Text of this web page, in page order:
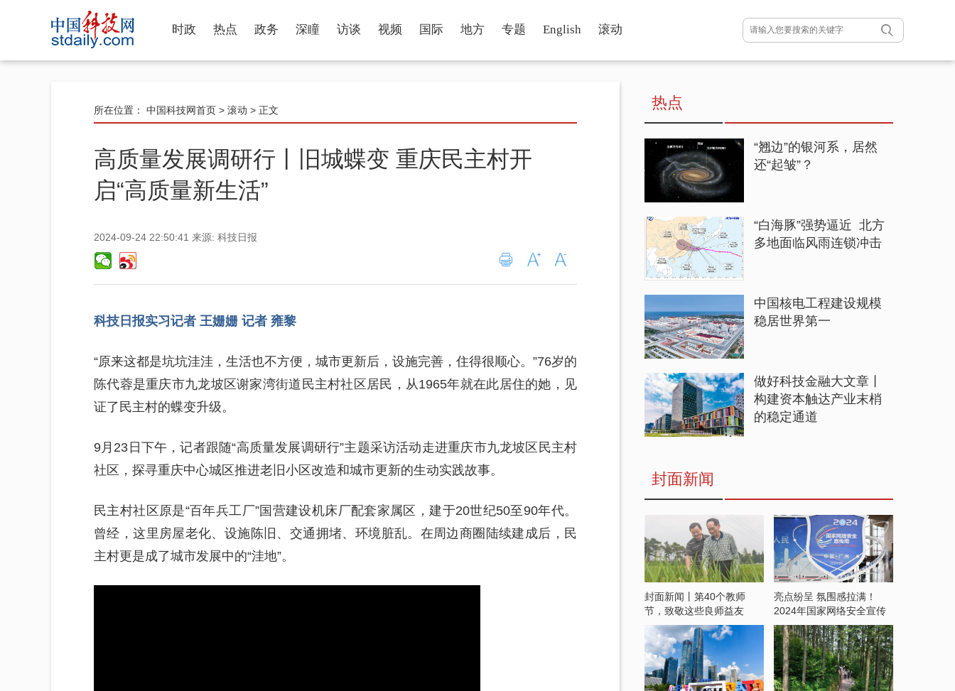
时政 热点 政务 深瞳 访谈 视频 国际 地方 专题 English 滚动
所在位置： 中国科技网首页 > 滚动 > 正文
高质量发展调研行丨旧城蝶变 重庆民主村开
启“高质量新生活”
2024-09-24 22:50:41 来源: 科技日报
科技日报实习记者 王姗姗 记者 雍黎
“原来这都是坑坑洼洼，生活也不方便，城市更新后，设施完善，住得很顺心。”76岁的
陈代蓉是重庆市九龙坡区谢家湾街道民主村社区居民，从1965年就在此居住的她，见
证了民主村的蝶变升级。
9月23日下午，记者跟随“高质量发展调研行”主题采访活动走进重庆市九龙坡区民主村
社区，探寻重庆中心城区推进老旧小区改造和城市更新的生动实践故事。
民主村社区原是“百年兵工厂”国营建设机床厂配套家属区，建于20世纪50至90年代。
曾经，这里房屋老化、设施陈旧、交通拥堵、环境脏乱。在周边商圈陆续建成后，民
主村更是成了城市发展中的“洼地”。
热点
“翘边”的银河系，居然
还“起皱”？
“白海豚”强势逼近 北方
多地面临风雨连锁冲击
中国核电工程建设规模
稳居世界第一
做好科技金融大文章丨
构建资本触达产业末梢
的稳定通道
封面新闻
封面新闻丨第40个教师
节，致敬这些良师益友
亮点纷呈 氛围感拉满！
2024年国家网络安全宣传
周开启